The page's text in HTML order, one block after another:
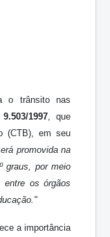
o trânsito nas
1997 , que
(CTB), em seu
promovida na
graus, por meio
entre os órgãos
a importância